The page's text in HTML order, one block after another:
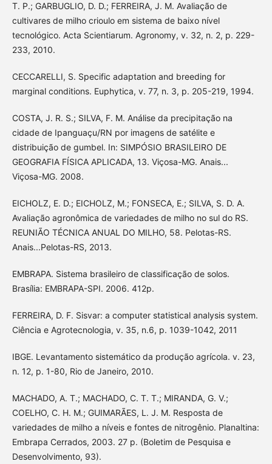
T. P.; GARBUGLIO, D. D.; FERREIRA, J. M. Avaliação de
cultivares de milho crioulo em sistema de baixo nível
tecnológico. Acta Scientiarum. Agronomy, v. 32, n. 2, p. 229-
233, 2010.
CECCARELLI, S. Specific adaptation and breeding for
marginal conditions. Euphytica, v. 77, n. 3, p. 205-219, 1994.
COSTA, J. R. S.; SILVA, F. M. Análise da precipitação na
cidade de Ipanguaçu/RN por imagens de satélite e
distribuição de gumbel. In: SIMPÓSIO BRASILEIRO DE
GEOGRAFIA FÍSICA APLICADA, 13. Viçosa-MG. Anais...
Viçosa-MG. 2008.
EICHOLZ, E. D.; EICHOLZ, M.; FONSECA, E.; SILVA, S. D. A.
Avaliação agronômica de variedades de milho no sul do RS.
REUNIÃO TÉCNICA ANUAL DO MILHO, 58. Pelotas-RS.
Anais...Pelotas-RS, 2013.
EMBRAPA. Sistema brasileiro de classificação de solos.
Brasília: EMBRAPA-SPI. 2006. 412p.
FERREIRA, D. F. Sisvar: a computer statistical analysis system.
Ciência e Agrotecnologia, v. 35, n.6, p. 1039-1042, 2011
IBGE. Levantamento sistemático da produção agrícola. v. 23,
n. 12, p. 1-80, Rio de Janeiro, 2010.
MACHADO, A. T.; MACHADO, C. T. T.; MIRANDA, G. V.;
COELHO, C. H. M.; GUIMARÃES, L. J. M. Resposta de
variedades de milho a níveis e fontes de nitrogênio. Planaltina:
Embrapa Cerrados, 2003. 27 p. (Boletim de Pesquisa e
Desenvolvimento, 93).